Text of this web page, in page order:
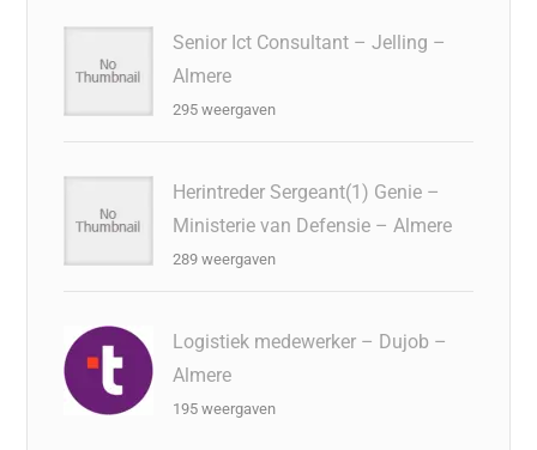
Senior Ict Consultant – Jelling –
Almere
295 weergaven
Herintreder Sergeant(1) Genie –
Ministerie van Defensie – Almere
289 weergaven
Logistiek medewerker – Dujob –
Almere
195 weergaven